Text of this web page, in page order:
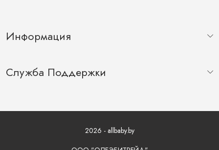
Информация
Служба Поддержки
2026 - allbaby.by